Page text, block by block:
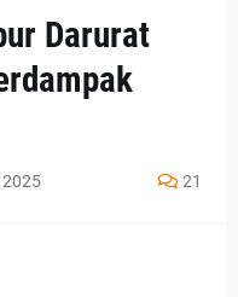
Darurat
2025 21